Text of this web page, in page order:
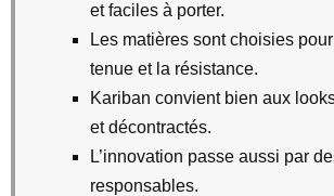
et faciles à porter.
Les matières sont choisies
tenue et la résistance.
Kariban convient bien aux
et décontractés.
L’innovation passe aussi par
responsables.